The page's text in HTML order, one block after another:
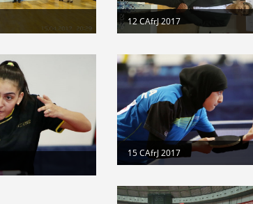
12 CAfrJ 2017
15 CAfrJ 2017